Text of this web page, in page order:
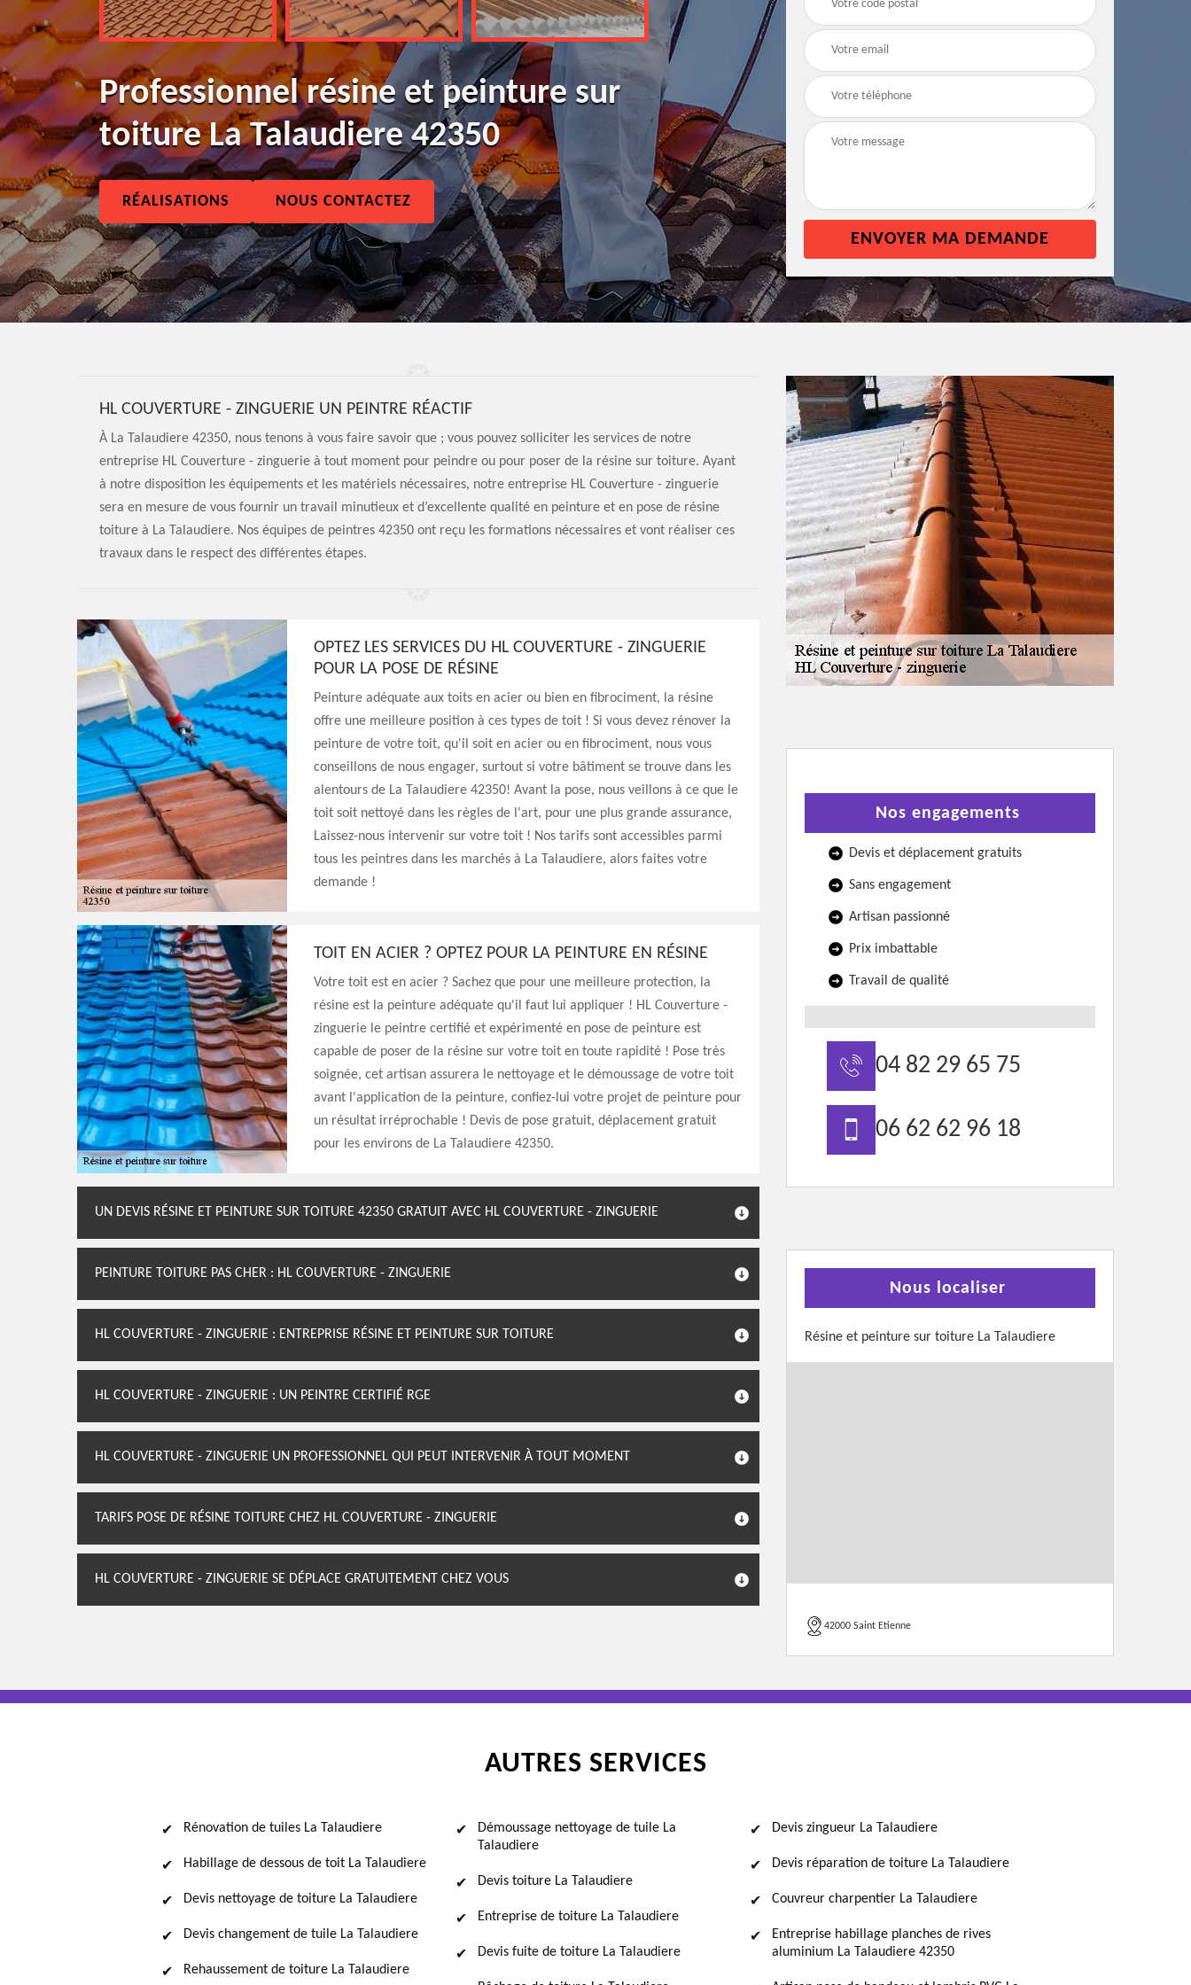
Professionnel résine et peinture sur
toiture La Talaudiere 42350
RÉALISATIONS NOUS CONTACTEZ
HL COUVERTURE - ZINGUERIE UN PEINTRE RÉACTIF
À La Talaudiere 42350, nous tenons à vous faire savoir que ; vous pouvez solliciter les services de notre
entreprise HL Couverture - zinguerie à tout moment pour peindre ou pour poser de la résine sur toiture. Ayant
à notre disposition les équipements et les matériels nécessaires, notre entreprise HL Couverture - zinguerie
sera en mesure de vous fournir un travail minutieux et d’excellente qualité en peinture et en pose de résine
toiture à La Talaudiere. Nos équipes de peintres 42350 ont reçu les formations nécessaires et vont réaliser ces
travaux dans le respect des différentes étapes.
OPTEZ LES SERVICES DU HL COUVERTURE - ZINGUERIE
POUR LA POSE DE RÉSINE
Peinture adéquate aux toits en acier ou bien en fibrociment, la résine
offre une meilleure position à ces types de toit ! Si vous devez rénover la
peinture de votre toit, qu'il soit en acier ou en fibrociment, nous vous
conseillons de nous engager, surtout si votre bâtiment se trouve dans les
alentours de La Talaudiere 42350! Avant la pose, nous veillons à ce que le
toit soit nettoyé dans les règles de l'art, pour une plus grande assurance,
Laissez-nous intervenir sur votre toit ! Nos tarifs sont accessibles parmi
tous les peintres dans les marchés à La Talaudiere, alors faites votre
demande !
TOIT EN ACIER ? OPTEZ POUR LA PEINTURE EN RÉSINE
Votre toit est en acier ? Sachez que pour une meilleure protection, la
résine est la peinture adéquate qu'il faut lui appliquer ! HL Couverture -
zinguerie le peintre certifié et expérimenté en pose de peinture est
capable de poser de la résine sur votre toit en toute rapidité ! Pose très
soignée, cet artisan assurera le nettoyage et le démoussage de votre toit
avant l'application de la peinture, confiez-lui votre projet de peinture pour
un résultat irréprochable ! Devis de pose gratuit, déplacement gratuit
pour les environs de La Talaudiere 42350.
UN DEVIS RÉSINE ET PEINTURE SUR TOITURE 42350 GRATUIT AVEC HL COUVERTURE - ZINGUERIE
PEINTURE TOITURE PAS CHER : HL COUVERTURE - ZINGUERIE
HL COUVERTURE - ZINGUERIE : ENTREPRISE RÉSINE ET PEINTURE SUR TOITURE
HL COUVERTURE - ZINGUERIE : UN PEINTRE CERTIFIÉ RGE
HL COUVERTURE - ZINGUERIE UN PROFESSIONNEL QUI PEUT INTERVENIR À TOUT MOMENT
TARIFS POSE DE RÉSINE TOITURE CHEZ HL COUVERTURE - ZINGUERIE
HL COUVERTURE - ZINGUERIE SE DÉPLACE GRATUITEMENT CHEZ VOUS
Nos engagements
Devis et déplacement gratuits
Sans engagement
Artisan passionné
Prix imbattable
Travail de qualité
04 82 29 65 75
06 62 62 96 18
Nous localiser
Résine et peinture sur toiture La Talaudiere
42000 Saint Etienne
AUTRES SERVICES
Rénovation de tuiles La Talaudiere
Habillage de dessous de toit La Talaudiere
Devis nettoyage de toiture La Talaudiere
Devis changement de tuile La Talaudiere
Rehaussement de toiture La Talaudiere
Démoussage nettoyage de tuile La
Talaudiere
Devis toiture La Talaudiere
Entreprise de toiture La Talaudiere
Devis fuite de toiture La Talaudiere
Devis zingueur La Talaudiere
Devis réparation de toiture La Talaudiere
Couvreur charpentier La Talaudiere
Entreprise habillage planches de rives
aluminium La Talaudiere 42350